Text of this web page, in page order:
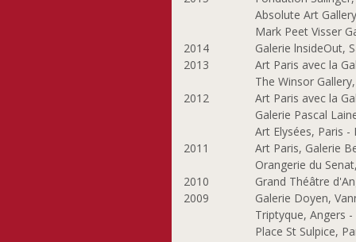
Absolute Art
Mark Peet Visser
2014
Galerie lnsideOut,
2013
Art Paris avec la
The Winsor
2012
Art Paris avec la
Galerie Pascal
Art Elysées, Paris -
2011
Art Paris, Galerie
Orangerie du
2010
Grand Théâtre
2009
Galerie Doyen,
Triptyque, Angers -
Place St Sulpice,